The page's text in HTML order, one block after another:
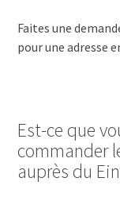
Faites une
pour une adresse
Est-ce que
commander
auprès du